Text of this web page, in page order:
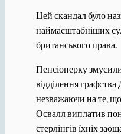
Цей скандал було
наймасштабніших
британського права.
Пенсіонерку
відділення
незважаючи на те, що
Освалл виплатив
стерлінгів їхніх